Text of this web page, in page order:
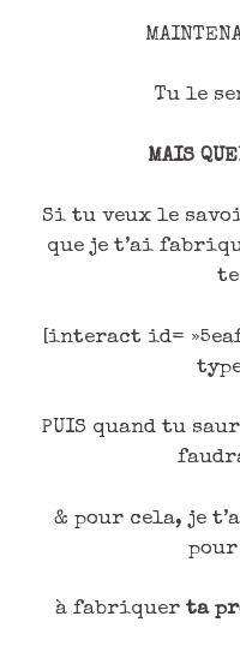
Tu le
MAIS
Si tu veux le
que je t’ai
[interact id=
PUIS quand tu
& pour cela, je
pour
à fabriquer ta